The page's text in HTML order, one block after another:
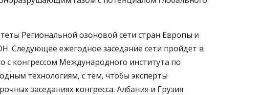
Региональной озоновой сети стран Европы и
ежегодное заседание сети пройдет в
конгрессом Международного института по
технологиям, с тем, чтобы эксперты
заседаниях конгресса. Албания и Грузия